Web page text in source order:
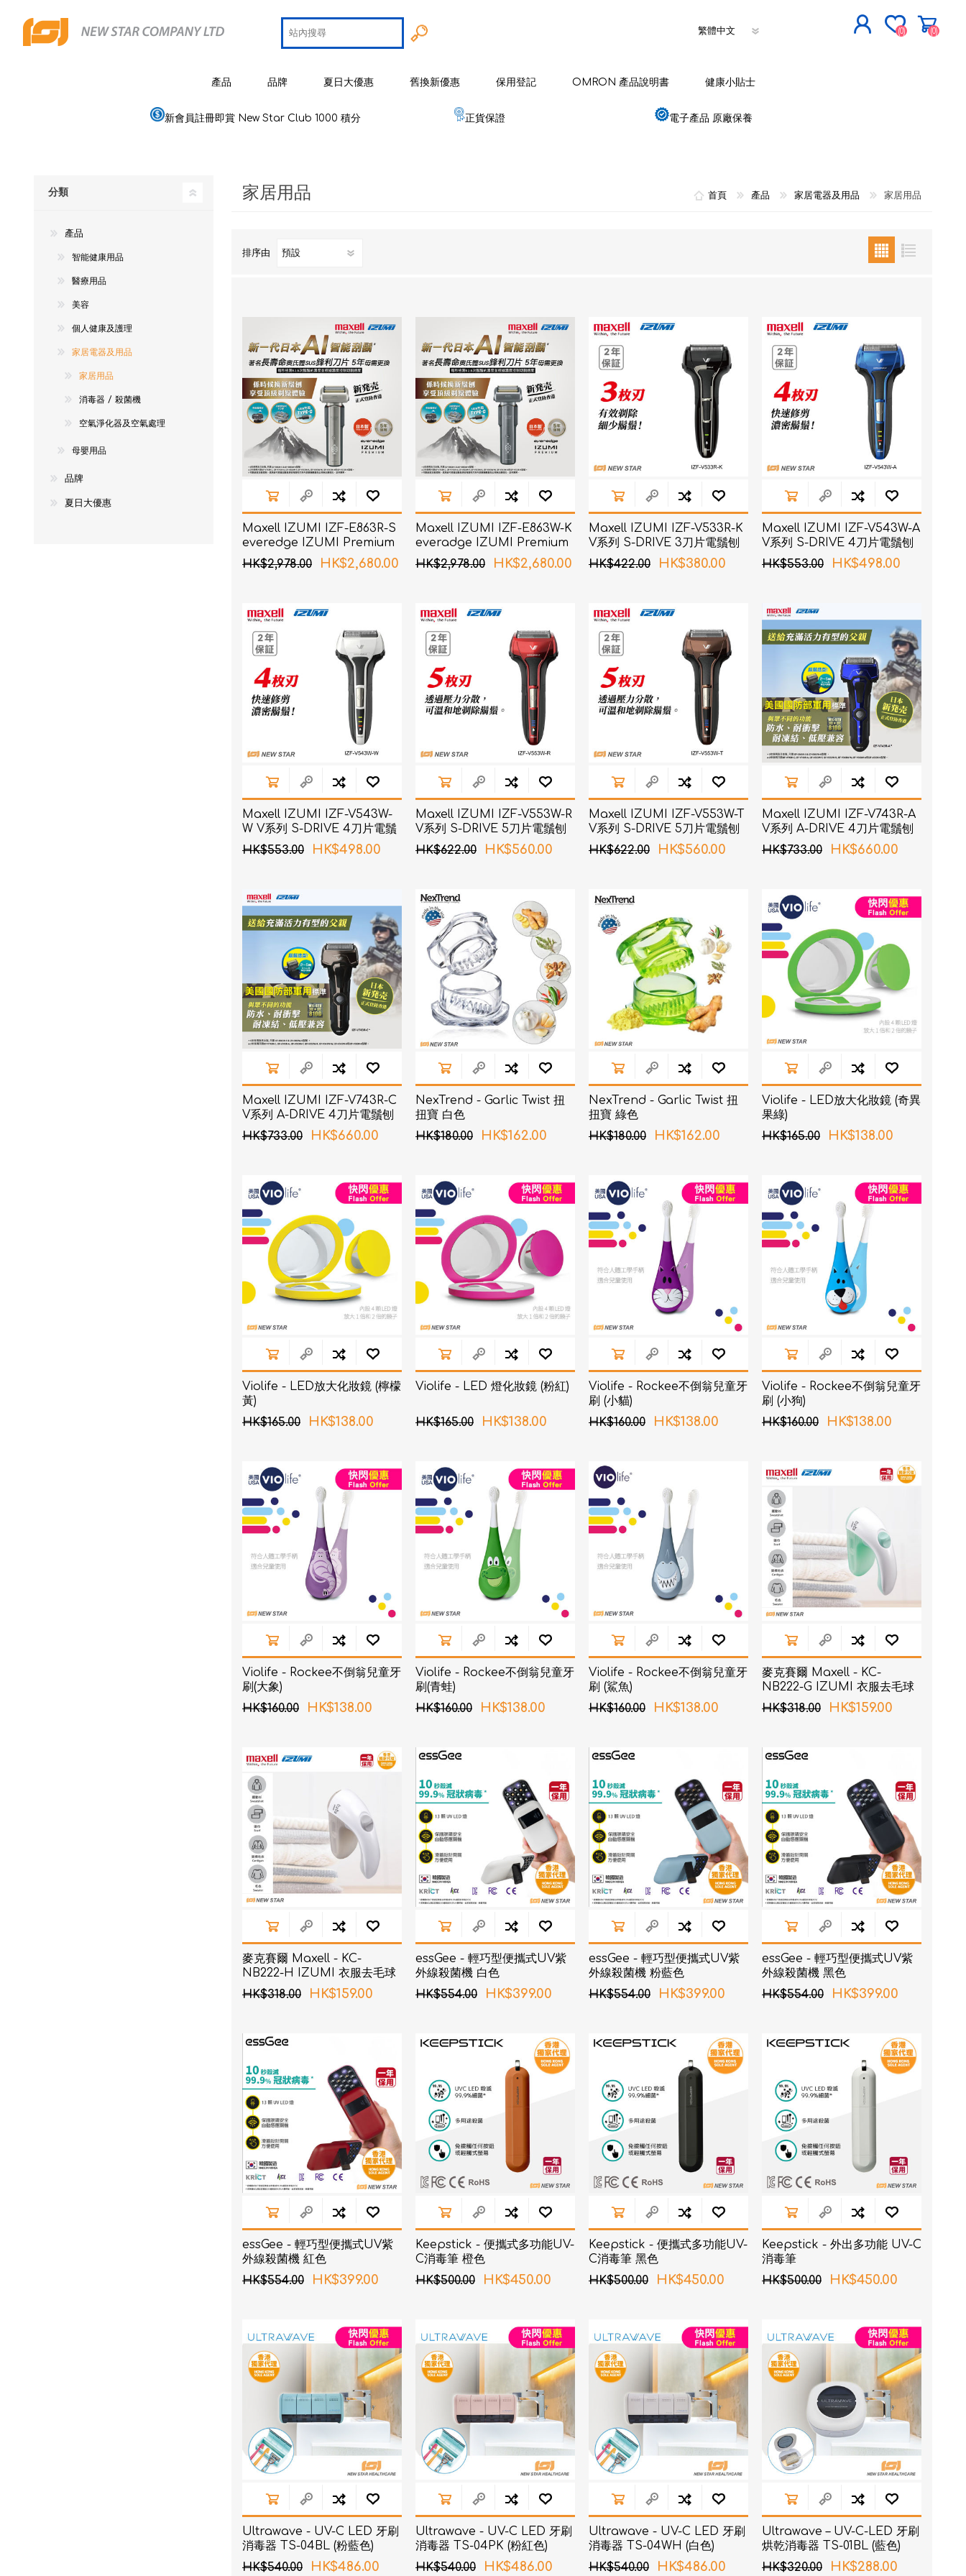
(0) (0)
產品
美容
牙刷及牙刷消毒器
消毒器
家居電器及用品
品牌
手持吸入器
Maxell 麥克賽爾
Wellue
AKOi 雅佳兒
essGee
Violife Rockee不倒翁兒童牙刷
LED放大化妝鏡
Ultrawave
Keepstick
品牌介紹 Omron 歐姆龍
OMRON connect「血壓
日記」
體脂塑身管理
舒緩疼痛
PIP 蓓福
AKOi 雅佳兒
ChoiceMMed 超思
夏日大優惠 舊換新優惠 保用登記 OMRON 產品說明書 健康小貼士
新會員註冊即賞 New Star Club 1000 積分 正貨保證 電子產品 原廠保養
家居用品 首頁 產品 家居電器及用品 家居用品
排序由
Maxell IZUMI IZF-E863R-S
everedge IZUMI Premium
系列 6刀片AI智能感應技術電鬚
刨 (銀色)
HK$2,978.00 HK$2,680.00
Maxell IZUMI IZF-E863W-K
everadge IZUMI Premium
系列 6刀片AI智能感應技術電鬚
刨 (黑鎳色)
HK$2,978.00 HK$2,680.00
Maxell IZUMI IZF-V533R-K
V系列 S-DRIVE 3刀片電鬚刨
(黑色)
HK$422.00 HK$380.00
Maxell IZUMI IZF-V543W-A
V系列 S-DRIVE 4刀片電鬚刨
(藍色)
HK$553.00 HK$498.00
Maxell IZUMI IZF-V543W-
W V系列 S-DRIVE 4刀片電鬚
刨 (白色)
HK$553.00 HK$498.00
Maxell IZUMI IZF-V553W-R
V系列 S-DRIVE 5刀片電鬚刨
(紅色)
HK$622.00 HK$560.00
Maxell IZUMI IZF-V553W-T
V系列 S-DRIVE 5刀片電鬚刨
(啡色)
HK$622.00 HK$560.00
Maxell IZUMI IZF-V743R-A
V系列 A-DRIVE 4刀片電鬚刨
(深海藍色)
HK$733.00 HK$660.00
Maxell IZUMI IZF-V743R-C
V系列 A-DRIVE 4刀片電鬚刨
(銅色)
HK$733.00 HK$660.00
NexTrend - Garlic Twist 扭
扭寶 白色
HK$180.00
HK$162.00
NexTrend - Garlic Twist 扭
扭寶 綠色
HK$180.00
HK$162.00
Violife - LED放大化妝鏡 (奇異
果綠)
HK$165.00
HK$138.00
Violife - LED放大化妝鏡 (檸檬
黃)
HK$165.00
HK$138.00
Violife - LED 燈化妝鏡 (粉紅)
HK$165.00 HK$138.00
Violife - Rockee不倒翁兒童牙
刷 (小貓)
HK$160.00
HK$138.00
Violife - Rockee不倒翁兒童牙
刷 (小狗)
HK$160.00
HK$138.00
Violife - Rockee不倒翁兒童牙
刷(大象)
HK$160.00
HK$138.00
Violife - Rockee不倒翁兒童牙
刷(青蛙)
HK$160.00
HK$138.00
Violife - Rockee不倒翁兒童牙
刷 (鯊魚)
HK$160.00
HK$138.00
麥克賽爾 Maxell - KC-
NB222-G IZUMI 衣服去毛球
機 綠色
HK$318.00 HK$159.00
麥克賽爾 Maxell - KC-
NB222-H IZUMI 衣服去毛球
機 灰色
HK$318.00 HK$159.00
essGee - 輕巧型便攜式UV紫
外線殺菌機 白色
HK$554.00
HK$399.00
essGee - 輕巧型便攜式UV紫
外線殺菌機 粉藍色
HK$554.00
HK$399.00
essGee - 輕巧型便攜式UV紫
外線殺菌機 黑色
HK$554.00
HK$399.00
essGee - 輕巧型便攜式UV紫
外線殺菌機 紅色
HK$554.00
HK$399.00
Keepstick - 便攜式多功能UV-
C消毒筆 橙色
HK$500.00
HK$450.00
Keepstick - 便攜式多功能UV-
C消毒筆 黑色
HK$500.00
HK$450.00
Keepstick - 外出多功能 UV-C
消毒筆
HK$500.00
HK$450.00
Ultrawave - UV-C LED 牙刷
消毒器 TS-04BL (粉藍色)
HK$540.00
HK$486.00
Ultrawave - UV-C LED 牙刷
消毒器 TS-04PK (粉紅色)
HK$540.00
HK$486.00
Ultrawave - UV-C LED 牙刷
消毒器 TS-04WH (白色)
HK$540.00
HK$486.00
Ultrawave – UV-C-LED 牙刷
烘乾消毒器 TS-01BL (藍色)
HK$320.00
HK$288.00
分類
產品
智能健康用品
醫療用品
美容
個人健康及護理
家居電器及用品
家居用品
消毒器 / 殺菌機
空氣淨化器及空氣處理
母嬰用品
品牌
夏日大優惠